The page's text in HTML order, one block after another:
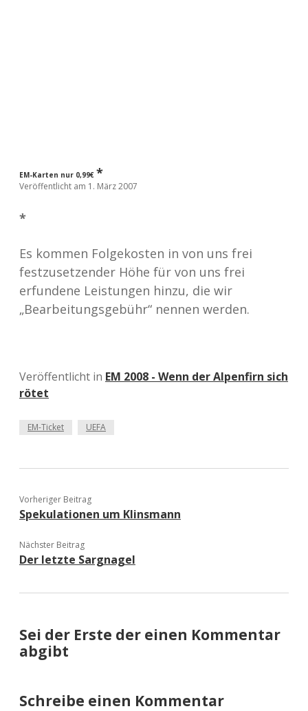
EM-Karten nur 0,99€ *
Veröffentlicht am 1. März 2007
*
Es kommen Folgekosten in von uns frei
festzusetzender Höhe für von uns frei
erfundene Leistungen hinzu, die wir
„Bearbeitungsgebühr“ nennen werden.
Veröffentlicht in EM 2008 - Wenn der Alpenfirn sich
rötet
EM-Ticket UEFA
Vorheriger Beitrag
Spekulationen um Klinsmann
Nächster Beitrag
Der letzte Sargnagel
Sei der Erste der einen Kommentar
abgibt
Schreibe einen Kommentar